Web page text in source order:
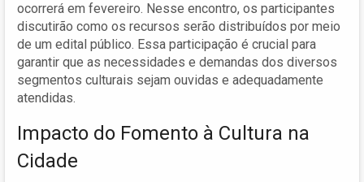
ocorrerá em fevereiro. Nesse encontro, os participantes
discutirão como os recursos serão distribuídos por meio
de um edital público. Essa participação é crucial para
garantir que as necessidades e demandas dos diversos
segmentos culturais sejam ouvidas e adequadamente
atendidas.
Impacto do Fomento à Cultura na
Cidade